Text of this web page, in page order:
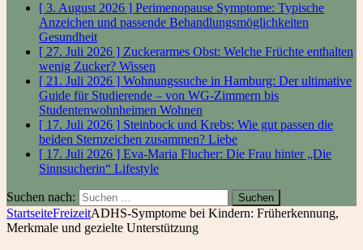
[ 3. August 2026 ] Perimenopause Symptome: Typische
Anzeichen und passende Behandlungsmöglichkeiten
Gesundheit
[ 27. Juli 2026 ] Zuckerarmes Obst: Welche Früchte enthalten
wenig Zucker? Wissen
[ 21. Juli 2026 ] Wohnungssuche in Hamburg: Der ultimative
Guide für Studierende – von WG-Zimmern bis
Studentenwohnheimen Wohnen
[ 17. Juli 2026 ] Steinbock und Krebs: Wie gut passen die
beiden Sternzeichen zusammen? Liebe
[ 17. Juli 2026 ] Eva-Maria Flucher: Die Frau hinter „Die
Sinnsucherin“ Lifestyle
Suchen nach:
StartseiteFreizeitADHS-Symptome bei Kindern: Früherkennung,
Merkmale und gezielte Unterstützung